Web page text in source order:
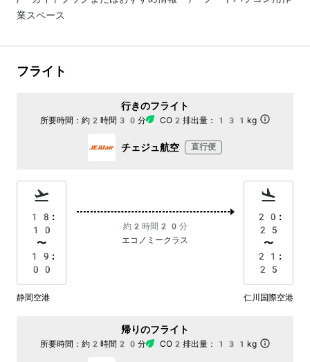
業スペース
フライト
行きのフライト
所要時間： 約2時間30分 CO2排出量： 131kg
チェジュ航空 直行便
18:
10
〜
19:
00
約2時間20分
エコノミークラス
20:
25
〜
21:
25
静岡空港 仁川国際空港
帰りのフライト
所要時間： 約2時間20分 CO2排出量： 131kg